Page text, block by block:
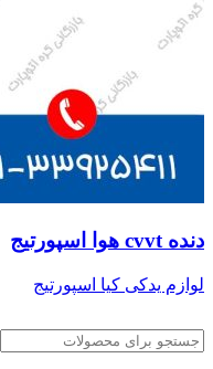
دنده cvvt هوا اسپورتیج
لوازم یدکی کیا اسپورتیج